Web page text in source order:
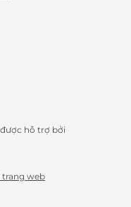
hỗ trợ bởi
trang web